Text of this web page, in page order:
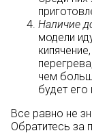
Наличие
модели
чем
будет его
Все равно не
Обратитесь за